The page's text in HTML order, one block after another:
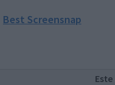
Best Screensnap